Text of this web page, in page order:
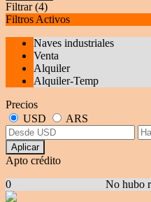
Filtrar (4)
Filtros Activos
Naves industriales
Venta
Alquiler
Alquiler-Temp
Precios
USD
ARS
Aplicar
Apto crédito
No hubo
0